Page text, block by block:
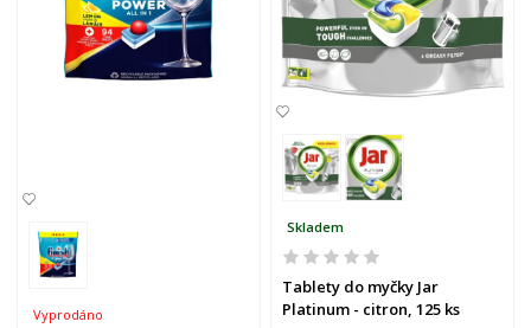
Vyprodáno
Skladem
Tablety do myčky Jar
Platinum - citron, 125 ks